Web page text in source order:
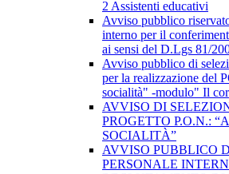
2 Assistenti educativi
Avviso pubblico
interno per il
ai sensi del D.Lgs 81/
Avviso pubblico di
per la realizzazione del
socialità" -modulo" Il
AVVISO DI
PROGETTO P.O.N.:
SOCIALITÀ”
AVVISO PUBBLICO
PERSONALE